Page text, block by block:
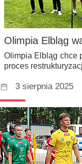
Olimpia Elbląg
Olimpia Elbląg chce
proces
3 sierpnia 2025